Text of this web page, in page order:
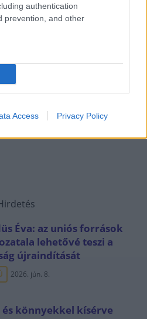
authentication
prevention, and other
Access Privacy Policy
Éva: az uniós források
lehetővé teszi a
újraindítását
2026. jún. 8.
könnyekkel kísérve